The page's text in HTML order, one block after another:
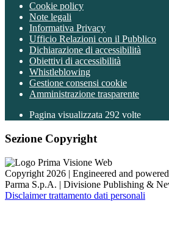
Cookie policy
Note legali
Informativa Privacy
Ufficio Relazioni con il Pubblico
Dichiarazione di accessibilità
Obiettivi di accessibilità
Whistleblowing
Gestione consensi cookie
Amministrazione trasparente
Pagina visualizzata 292 volte
Sezione Copyright
Copyright 2026 | Engineered and
Parma S.p.A. | Divisione Publishing &
Disclaimer trattamento dati personali